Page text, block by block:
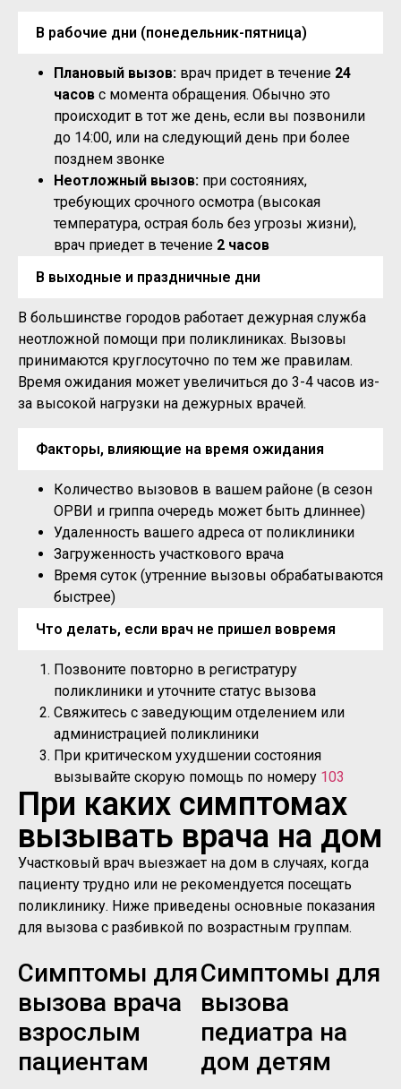
В рабочие дни (понедельник-пятница)
Плановый вызов: врач придет в течение 24
часов с момента обращения. Обычно это
происходит в тот же день, если вы позвонили
до 14:00, или на следующий день при более
позднем звонке
Неотложный вызов: при состояниях,
требующих срочного осмотра (высокая
температура, острая боль без угрозы жизни),
врач приедет в течение 2 часов
В выходные и праздничные дни
В большинстве городов работает дежурная служба
неотложной помощи при поликлиниках. Вызовы
принимаются круглосуточно по тем же правилам.
Время ожидания может увеличиться до 3-4 часов из-
за высокой нагрузки на дежурных врачей.
Факторы, влияющие на время ожидания
Количество вызовов в вашем районе (в сезон
ОРВИ и гриппа очередь может быть длиннее)
Удаленность вашего адреса от поликлиники
Загруженность участкового врача
Время суток (утренние вызовы обрабатываются
быстрее)
Что делать, если врач не пришел вовремя
Позвоните повторно в регистратуру
поликлиники и уточните статус вызова
Свяжитесь с заведующим отделением или
администрацией поликлиники
При критическом ухудшении состояния
вызывайте скорую помощь по номеру 103
При каких симптомах
вызывать врача на дом
Участковый врач выезжает на дом в случаях, когда
пациенту трудно или не рекомендуется посещать
поликлинику. Ниже приведены основные показания
для вызова с разбивкой по возрастным группам.
Симптомы для
вызова врача
взрослым
пациентам
Симптомы для
вызова
педиатра на
дом детям